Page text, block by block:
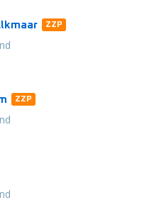
ZZP
ZZP